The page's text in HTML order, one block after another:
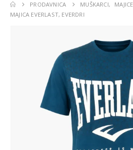
PRODAVNICA MUŠKARCI,
MAJICE
MAJICA EVERLAST, EVERDRI